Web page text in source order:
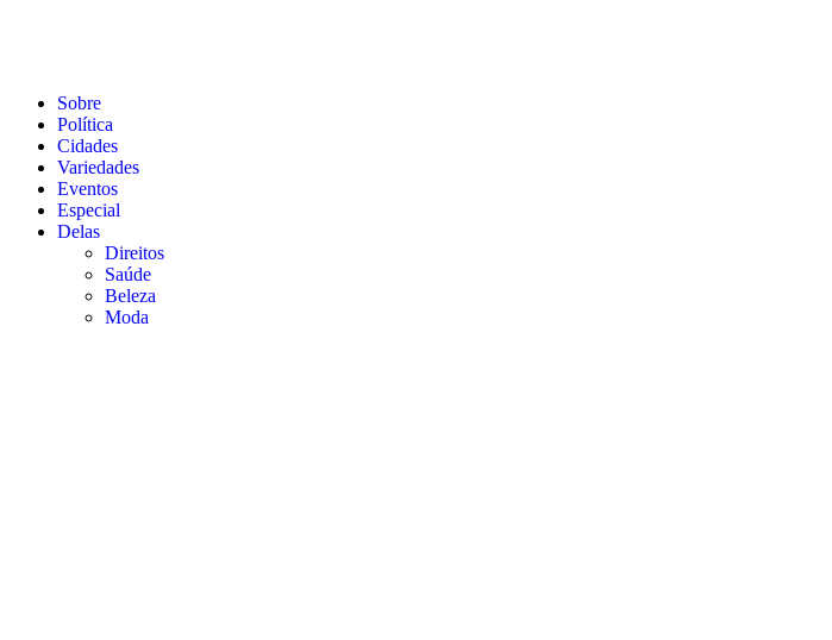
Sobre
Política
Cidades
Variedades
Eventos
Especial
Delas
Direitos
Saúde
Beleza
Moda